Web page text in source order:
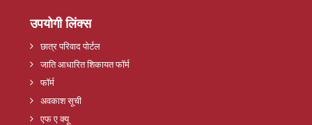
उपयोगी लिंक्स
छात्र परिवाद पोर्टल
जाति आधारित शिकायत फॉर्म
फॉर्म
अवकाश सूची
एफ ए क्यू